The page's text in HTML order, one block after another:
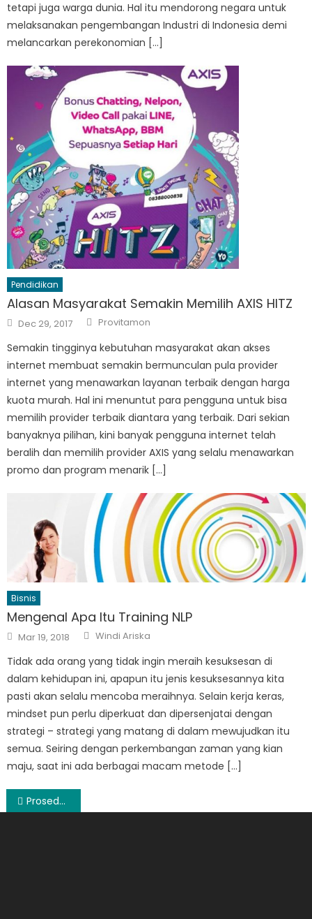
tetapi juga warga dunia. Hal itu mendorong negara untuk
melaksanakan pengembangan Industri di Indonesia demi
melancarkan perekonomian […]
Pendidikan
Alasan Masyarakat Semakin Memilih AXIS HITZ
Posted
on
Dec 29, 2017 Author
Provitamon
Semakin tingginya kebutuhan masyarakat akan akses
internet membuat semakin bermunculan pula provider
internet yang menawarkan layanan terbaik dengan harga
kuota murah. Hal ini menuntut para pengguna untuk bisa
memilih provider terbaik diantara yang terbaik. Dari sekian
banyaknya pilihan, kini banyak pengguna internet telah
beralih dan memilih provider AXIS yang selalu menawarkan
promo dan program menarik […]
Bisnis
Mengenal Apa Itu Training NLP
Posted
on
Mar 19, 2018 Author
Windi Ariska
Tidak ada orang yang tidak ingin meraih kesuksesan di
dalam kehidupan ini, apapun itu jenis kesuksesannya kita
pasti akan selalu mencoba meraihnya. Selain kerja keras,
mindset pun perlu diperkuat dan dipersenjatai dengan
strategi – strategi yang matang di dalam mewujudkan itu
semua. Seiring dengan perkembangan zaman yang kian
maju, saat ini ada berbagai macam metode […]
Post
Prosedur Penanganan Surat Masuk